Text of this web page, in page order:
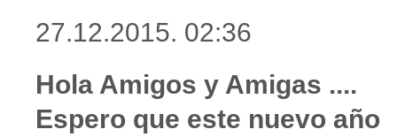
27.12.2015. 02:36
Hola Amigos y Amigas ....
Espero que este nuevo año